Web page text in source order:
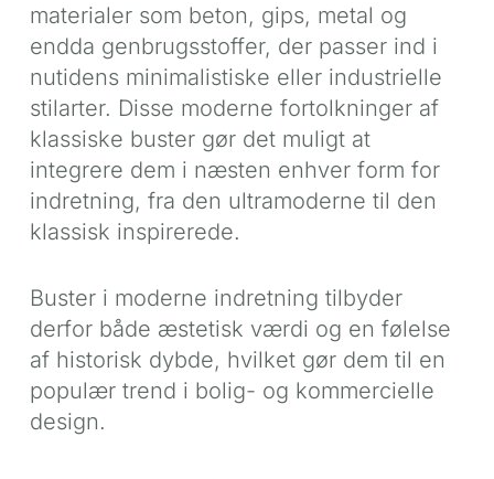
materialer som beton, gips, metal og
endda genbrugsstoffer, der passer ind i
nutidens minimalistiske eller industrielle
stilarter. Disse moderne fortolkninger af
klassiske buster gør det muligt at
integrere dem i næsten enhver form for
indretning, fra den ultramoderne til den
klassisk inspirerede.
Buster i moderne indretning tilbyder
derfor både æstetisk værdi og en følelse
af historisk dybde, hvilket gør dem til en
populær trend i bolig- og kommercielle
design.